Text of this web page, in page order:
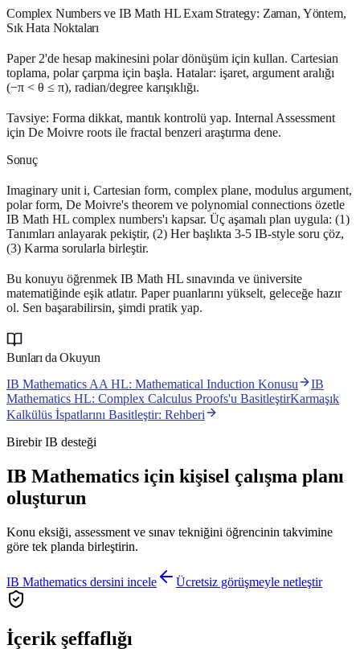
Complex Numbers ve IB Math HL Exam Strategy: Zaman, Yöntem,
Sık Hata Noktaları
Paper 2'de hesap makinesini polar dönüşüm için kullan. Cartesian
toplama, polar çarpma için başla. Hatalar: işaret, argument aralığı
(−π < θ ≤ π), radian/degree karışıklığı.
Tavsiye: Forma dikkat, mantık kontrolü yap. Internal Assessment
için De Moivre roots ile fractal benzeri araştırma dene.
Sonuç
Imaginary unit i, Cartesian form, complex plane, modulus argument,
polar form, De Moivre's theorem ve polynomial connections özetle
IB Math HL complex numbers'ı kapsar. Üç aşamalı plan uygula: (1)
Tanımları anlayarak pekiştir, (2) Her başlıkta 3-5 IB-style soru çöz,
(3) Karma sorularla birleştir.
Bu konuyu öğrenmek IB Math HL sınavında ve üniversite
matematiğinde eşik atlatır. Paper puanlarını yükselt, geleceğe hazır
ol. Sen başarabilirsin, şimdi pratik yap.
Bunları da Okuyun
IB Mathematics AA HL: Mathematical Induction Konusu
IB
Mathematics HL: Complex Calculus Proofs'u BasitleştirKarmaşık
Kalkülüs İspatlarını Basitleştir: Rehberi
Birebir IB desteği
IB Mathematics için kişisel çalışma planı
oluşturun
Konu eksiği, assessment ve sınav tekniğini öğrencinin takvimine
göre tek planda birleştirin.
IB Mathematics dersini incele Ücretsiz görüşmeyle netleştir
İçerik şeffaflığı